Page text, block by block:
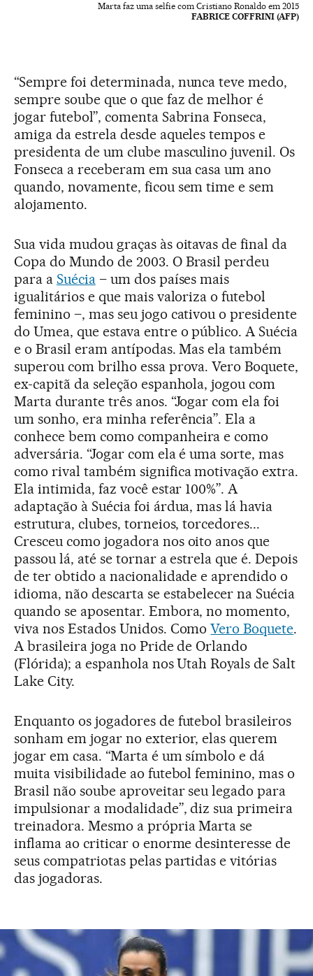
Marta faz uma selfie com Cristiano Ronaldo em 2015
FABRICE COFFRINI (AFP)
“Sempre foi determinada, nunca teve medo,
sempre soube que o que faz de melhor é
jogar futebol”, comenta Sabrina Fonseca,
amiga da estrela desde aqueles tempos e
presidenta de um clube masculino juvenil. Os
Fonseca a receberam em sua casa um ano
quando, novamente, ficou sem time e sem
alojamento.
Sua vida mudou graças às oitavas de final da
Copa do Mundo de 2003. O Brasil perdeu
para a Suécia– um dos países mais
igualitários e que mais valoriza o futebol
feminino –, mas seu jogo cativou o presidente
do Umea, que estava entre o público. A Suécia
e o Brasil eram antípodas. Mas ela também
superou com brilho essa prova. Vero Boquete,
ex-capitã da seleção espanhola, jogou com
Marta durante três anos. “Jogar com ela foi
um sonho, era minha referência”. Ela a
conhece bem como companheira e como
adversária. “Jogar com ela é uma sorte, mas
como rival também significa motivação extra.
Ela intimida, faz você estar 100%”. A
adaptação à Suécia foi árdua, mas lá havia
estrutura, clubes, torneios, torcedores...
Cresceu como jogadora nos oito anos que
passou lá, até se tornar a estrela que é. Depois
de ter obtido a nacionalidade e aprendido o
idioma, não descarta se estabelecer na Suécia
quando se aposentar. Embora, no momento,
viva nos Estados Unidos. ComoVero Boquete.
A brasileira joga no Pride de Orlando
(Flórida); a espanhola nos Utah Royals de Salt
Lake City.
Enquanto os jogadores de futebol brasileiros
sonham em jogar no exterior, elas querem
jogar em casa. “Marta é um símbolo e dá
muita visibilidade ao futebol feminino, mas o
Brasil não soube aproveitar seu legado para
impulsionar a modalidade”, diz sua primeira
treinadora. Mesmo a própria Marta se
inflama ao criticar o enorme desinteresse de
seus compatriotas pelas partidas e vitórias
das jogadoras.